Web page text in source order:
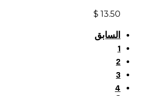
$ 13.50
السابق
1
2
3
4